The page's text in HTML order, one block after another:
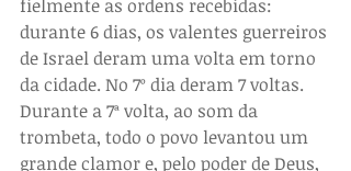
fielmente as ordens recebidas:
durante 6 dias, os valentes guerreiros
de Israel deram uma volta em torno
da cidade. No 7º dia deram 7 voltas.
Durante a 7ª volta, ao som da
trombeta, todo o povo levantou um
grande clamor e, pelo poder de Deus,